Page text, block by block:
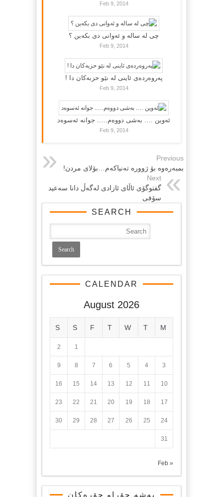
Feb 9, 2014
چی لە سالە و ئەوانی دی بكەین ؟
Feb 9, 2014
پەروەردەی ئاینی لە نێو حزبەکان دا !
Feb 9, 2014
ئەوین …. بەشی دووەم….. جوانە ئەسوەد
Feb 9, 2014
Previous
بمبه‌ره‌وه ‌بۆ ژووره‌ ته‌نیاكه‌م…بۆلای مردن!
Next
گفتوگۆی ئاڵای ئازادی له‌گه‌ڵ دانا سه‌عید
سۆفی
SEARCH
CALENDAR
August 2026
M
T
W
T
F
S
S
1
2
3
4
5
6
7
8
9
10
11
12
13
14
15
16
17
18
19
20
21
22
23
24
25
26
27
28
29
30
31
« Feb
بەشە جۆراو جۆرەکان